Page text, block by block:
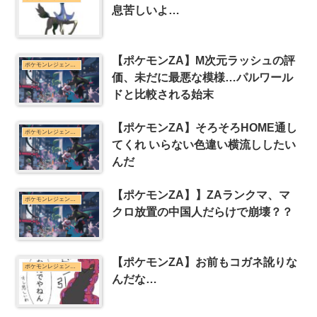
息苦しいよ…
ポケモンレジェンズZ-Aまとめ
【ポケモンZA】M次元ラッシュの評
価、未だに最悪な模様…パルワール
ドと比較される始末
ポケモンレジェンズZ-Aまとめ
【ポケモンZA】そろそろHOME通し
てくれ いらない色違い横流ししたい
んだ
ポケモンレジェンズZ-Aまとめ
【ポケモンZA】】ZAランクマ、マ
クロ放置の中国人だらけで崩壊？？
ポケモンレジェンズZ-Aまとめ
【ポケモンZA】お前もコガネ訛りな
んだな…